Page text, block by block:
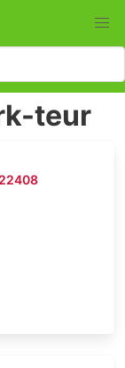
teur